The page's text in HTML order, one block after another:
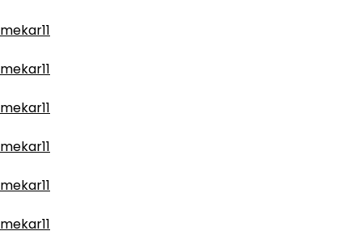
mekar11
mekar11
mekar11
mekar11
mekar11
mekar11